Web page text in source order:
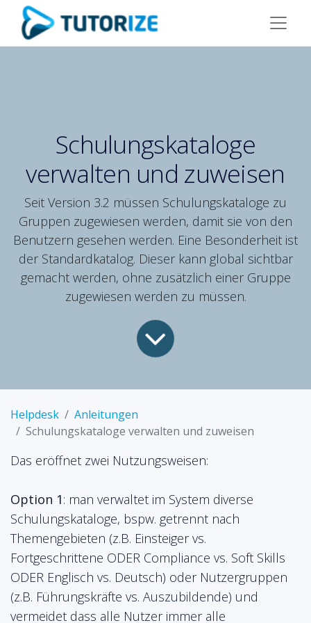
Schulungskataloge
verwalten und zuweisen
Seit Version 3.2 müssen Schulungskataloge zu
Gruppen zugewiesen werden, damit sie von den
Benutzern gesehen werden. Eine Besonderheit ist
der Standardkatalog. Dieser kann global sichtbar
gemacht werden, ohne zusätzlich einer Gruppe
zugewiesen werden zu müssen.
Helpdesk
Anleitungen
Schulungskataloge verwalten und zuweisen
Das eröffnet zwei Nutzungsweisen:
Option 1: man verwaltet im System diverse
Schulungskataloge, bspw. getrennt nach
Themengebieten (z.B. Einsteiger vs.
Fortgeschrittene ODER Compliance vs. Soft Skills
ODER Englisch vs. Deutsch) oder Nutzergruppen
(z.B. Führungskräfte vs. Auszubildende) und
vermeidet dass alle Nutzer immer alle